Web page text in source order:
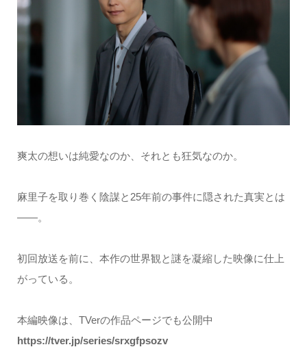
爽太の想いは純愛なのか、それとも狂気なのか。
麻里子を取り巻く陰謀と25年前の事件に隠された真実とは
――。
初回放送を前に、本作の世界観と謎を凝縮した映像に仕上
がっている。
本編映像は、TVerの作品ページでも公開中
https://tver.jp/series/srxgfpsozv